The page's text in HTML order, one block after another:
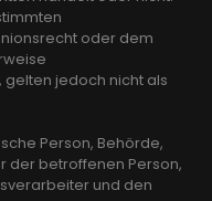
oder dem
jedoch nicht als
Person, Behörde,
der betroffenen Person,
und den